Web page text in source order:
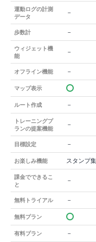
運動ログの計測
データ
－
歩数計 －
ウィジェット機
能
－
オフライン機能 －
マップ表示
ルート作成 －
トレーニングプ
ランの提案機能
－
目標設定 －
お楽しみ機能 スタンプ
課金でできるこ
と
－
無料トライアル －
無料プラン
有料プラン －